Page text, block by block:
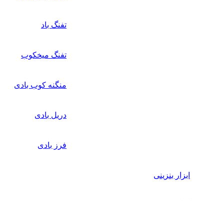
تفنگ باد
تفنگ میخکوب
منگنه کوب بادی
دریل بادی
فرز بادی
ابزار بنزینی